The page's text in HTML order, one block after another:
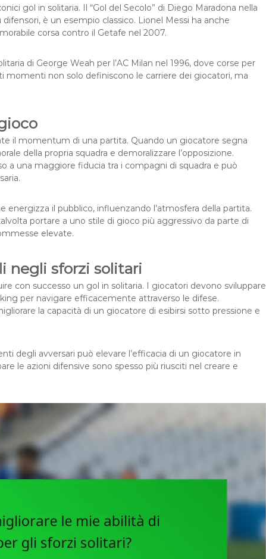
gol in solitaria. Il “Gol del Secolo” di Diego Maradona nella
è un esempio classico. Lionel Messi ha anche
corsa contro il Getafe nel 2007.
di George Weah per l’AC Milan nel 1996, dove corse per
non solo definiscono le carriere dei giocatori, ma
il momentum di una partita. Quando un giocatore segna
della propria squadra e demoralizzare l’opposizione.
a una maggiore fiducia tra i compagni di squadra e può
il pubblico, influenzando l’atmosfera della partita.
portare a uno stile di gioco più aggressivo da parte di
elevate.
negli sforzi solitari
con successo un gol in solitaria. I giocatori devono sviluppare
per navigare efficacemente attraverso le difese.
la capacità di un giocatore di esibirsi sotto pressione e
degli avversari può elevare l’efficacia di un giocatore in
le azioni difensive sono spesso più riusciti nel creare e